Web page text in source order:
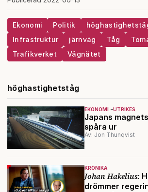
Ekonomi Politik
Infrastruktur
järnväg Tåg
Trafikverket
Vägnätet
höghastighetståg
EKONOMI UTRIKES
Japans
spåra ur
Av: Jon Thunqvist
KRÖNIKA
Johan Hakelius:
drömmer